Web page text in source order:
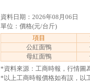
資料日期：2026年08月06日
單位：價格(元/台斤)
項目
公紅面鴨
母紅面鴨
*資料來源：工商時報，行情圖
*以上工商時報價格如有誤，以